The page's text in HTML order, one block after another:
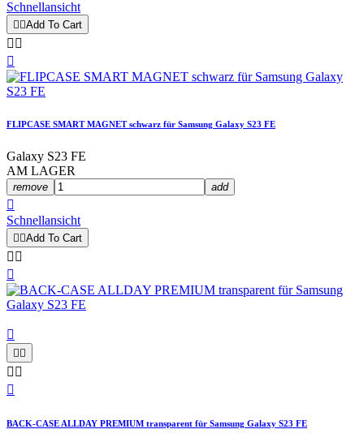
Schnellansicht
Add To Cart
 

FLIPCASE SMART MAGNET schwarz für Samsung Galaxy S23 FE
Galaxy S23 FE
AM LAGER
remove add

Schnellansicht
Add To Cart
 



 

BACK-CASE ALLDAY PREMIUM transparent für Samsung Galaxy S23 FE